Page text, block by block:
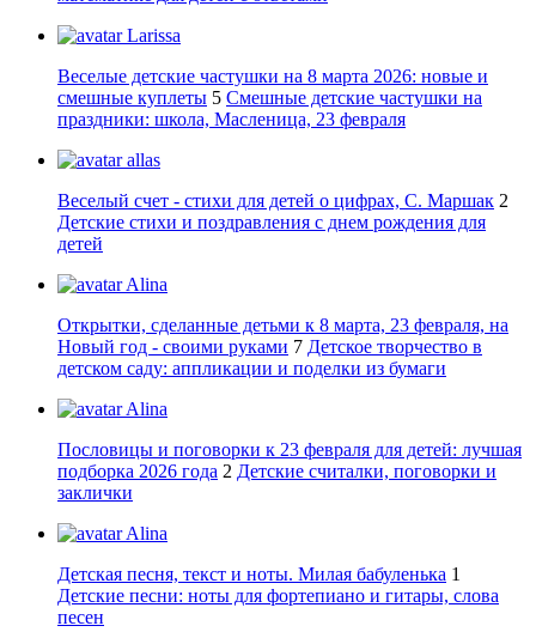
Larissa
Веселые детские частушки на 8 марта 2026: новые и
смешные куплеты 5 Смешные детские частушки на
праздники: школа, Масленица, 23 февраля
allas
Веселый счет - стихи для детей о цифрах, С. Маршак 2
Детские стихи и поздравления с днем рождения для
детей
Alina
Открытки, сделанные детьми к 8 марта, 23 февраля, на
Новый год - своими руками 7 Детское творчество в
детском саду: аппликации и поделки из бумаги
Alina
Пословицы и поговорки к 23 февраля для детей: лучшая
подборка 2026 года 2 Детские считалки, поговорки и
заклички
Alina
Детская песня, текст и ноты. Милая бабуленька 1
Детские песни: ноты для фортепиано и гитары, слова
песен